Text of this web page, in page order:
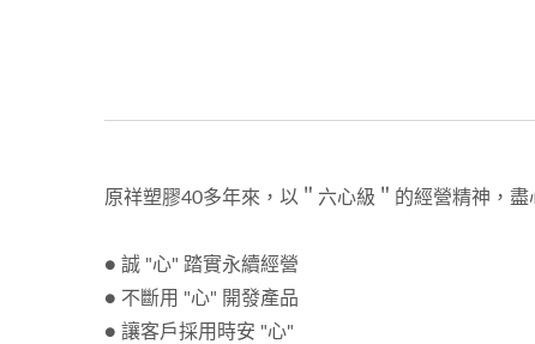
原祥塑膠40多年來，以＂六心級＂的經營精神，
● 誠 "心" 踏實永續經營
● 不斷用 "心" 開發產品
● 讓客戶採用時安 "心"